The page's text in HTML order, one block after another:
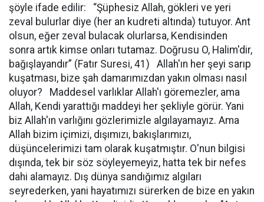
şöyle ifade edilir: “Şüphesiz Allah, gökleri ve yeri
zeval bulurlar diye (her an kudreti altında) tutuyor. Ant
olsun, eğer zeval bulacak olurlarsa, Kendisinden
sonra artık kimse onları tutamaz. Doğrusu O, Halim'dir,
bağışlayandır” (Fatır Suresi, 41) Allah'ın her şeyi sarıp
kuşatması, bize şah damarımızdan yakın olması nasıl
oluyor? Maddesel varlıklar Allah'ı göremezler, ama
Allah, Kendi yarattığı maddeyi her şekliyle görür. Yani
biz Allah'ın varlığını gözlerimizle algılayamayız. Ama
Allah bizim içimizi, dışımızı, bakışlarımızı,
düşüncelerimizi tam olarak kuşatmıştır. O'nun bilgisi
dışında, tek bir söz söyleyemeyiz, hatta tek bir nefes
dahi alamayız. Dış dünya sandığımız algıları
seyrederken, yani hayatımızı sürerken de bize en yakın